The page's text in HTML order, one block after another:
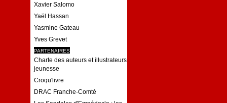
Xavier Salomo
Yaël Hassan
Yasmine Gateau
Yves Grevet
PARTENAIRES
Charte des auteurs et illustrateurs
jeunesse
Croqu'livre
DRAC Franche-Comté